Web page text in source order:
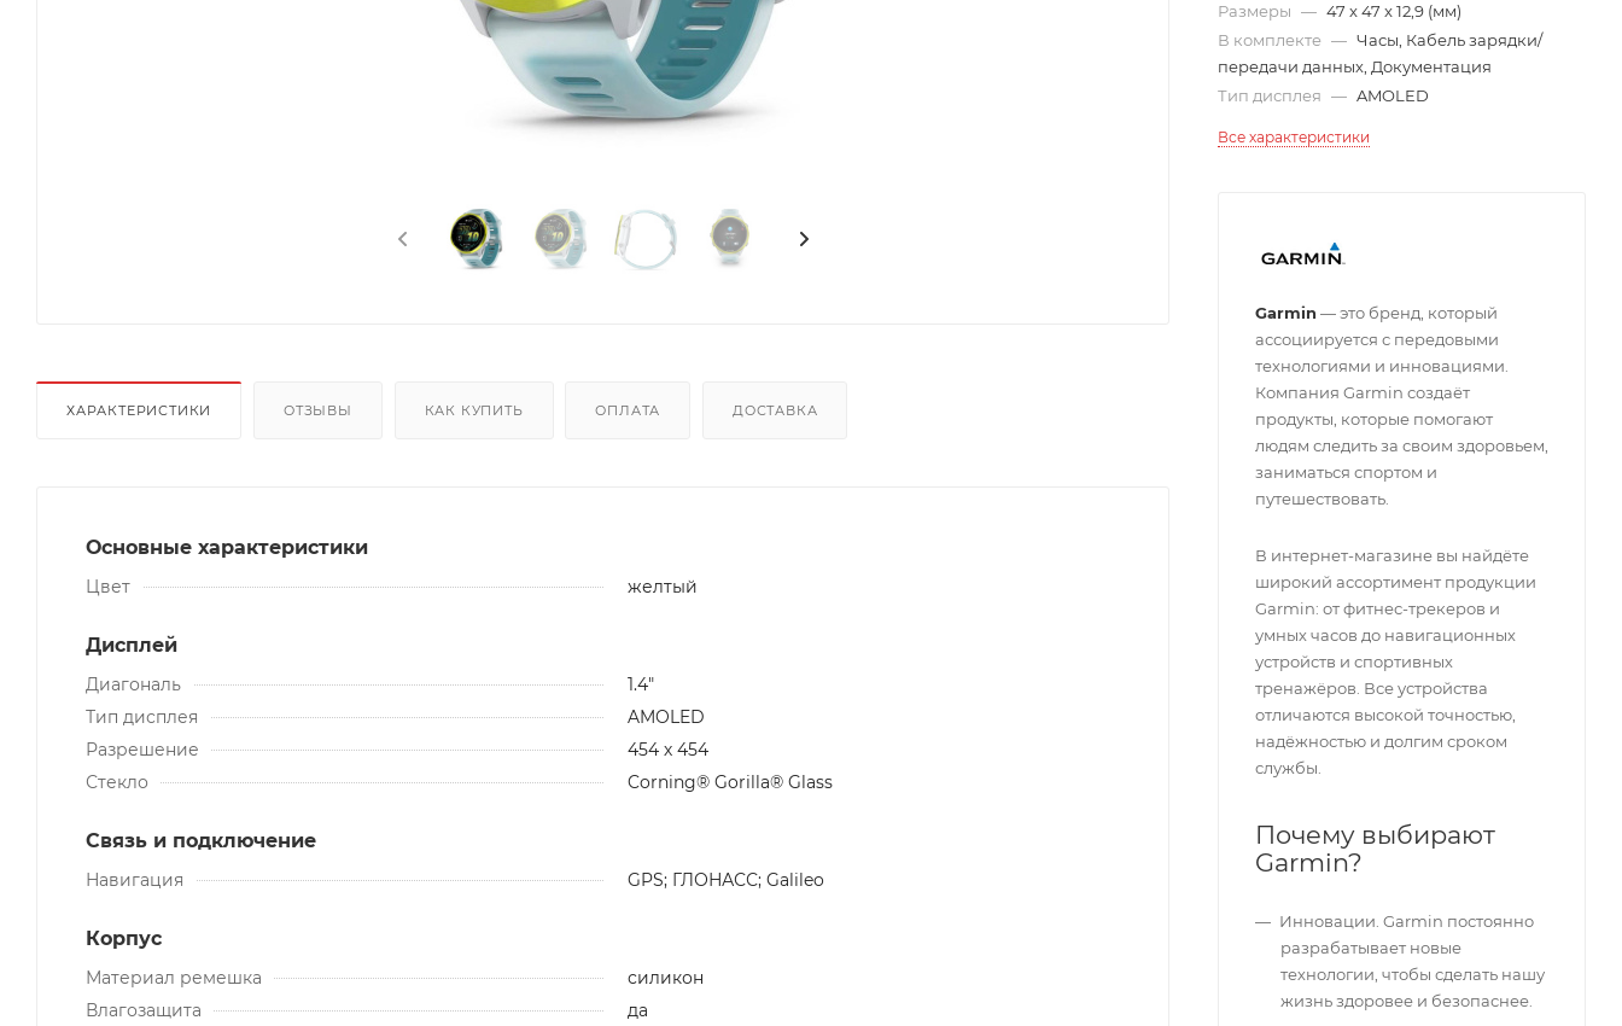
ХАРАКТЕРИСТИКИ ОТЗЫВЫ КАК КУПИТЬ ОПЛАТА ДОСТАВКА
Основные характеристики
Цвет желтый
Дисплей
Диагональ
1.4"
Тип дисплея
AMOLED
Разрешение
454 х 454
Стекло
Corning® Gorilla® Glass
Связь и подключение
Навигация GPS; ГЛОНАСС; Galileo
Корпус
Материал ремешка
силикон
Влагозащита
да
Размеры — 47 x 47 x 12,9 (мм)
В комплекте — Часы, Кабель зарядки/
передачи данных, Документация
Тип дисплея — AMOLED
Все характеристики
Garmin — это бренд, который
ассоциируется с передовыми
технологиями и инновациями.
Компания Garmin создаёт
продукты, которые помогают
людям следить за своим здоровьем,
заниматься спортом и
путешествовать.
В интернет-магазине вы найдёте
широкий ассортимент продукции
Garmin: от фитнес-трекеров и
умных часов до навигационных
устройств и спортивных
тренажёров. Все устройства
отличаются высокой точностью,
надёжностью и долгим сроком
службы.
Почему выбирают
Garmin?
Инновации. Garmin постоянно
разрабатывает новые
технологии, чтобы сделать нашу
жизнь здоровее и безопаснее.